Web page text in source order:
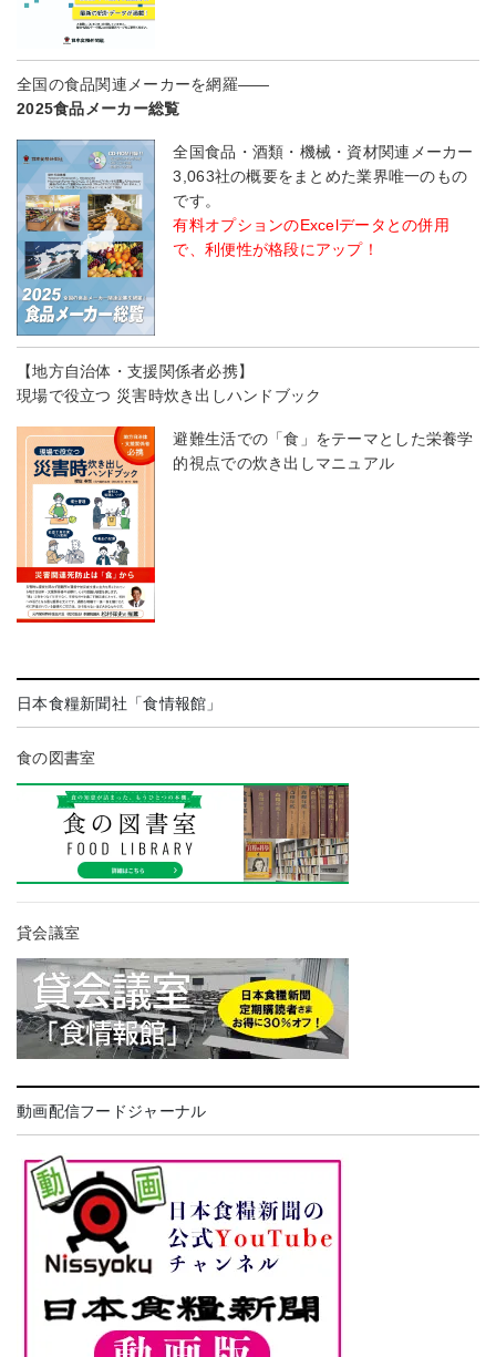
全国の食品関連メーカーを網羅――
2025食品メーカー総覧
全国食品・酒類・機械・資材関連メーカー
3,063社の概要をまとめた業界唯一のもの
です。
有料オプションのExcelデータとの併用
で、利便性が格段にアップ！
【地方自治体・支援関係者必携】
現場で役立つ 災害時炊き出しハンドブック
避難生活での「食」をテーマとした栄養学
的視点での炊き出しマニュアル
日本食糧新聞社「食情報館」
食の図書室
貸会議室
動画配信フードジャーナル